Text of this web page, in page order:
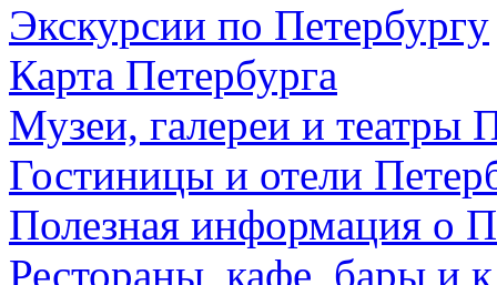
Экскурсии по Петербургу
Карта Петербурга
Музеи, галереи и театры
Гостиницы и отели
Полезная информация о
Рестораны, кафе, бары и